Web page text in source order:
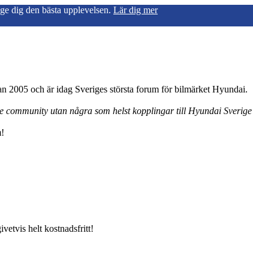
dig den bästa upplevelsen. Lär dig mer
2005 och är idag Sveriges största forum för bilmärket Hyundai.
community utan några som helst kopplingar till Hyundai
helt kostnadsfritt!